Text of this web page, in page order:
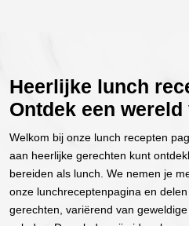
Heerlijke lunch
Ontdek een
Welkom bij onze lunch recepten
aan heerlijke gerechten kunt
bereiden als lunch. We nemen je
onze lunchreceptenpagina en
gerechten, variërend van